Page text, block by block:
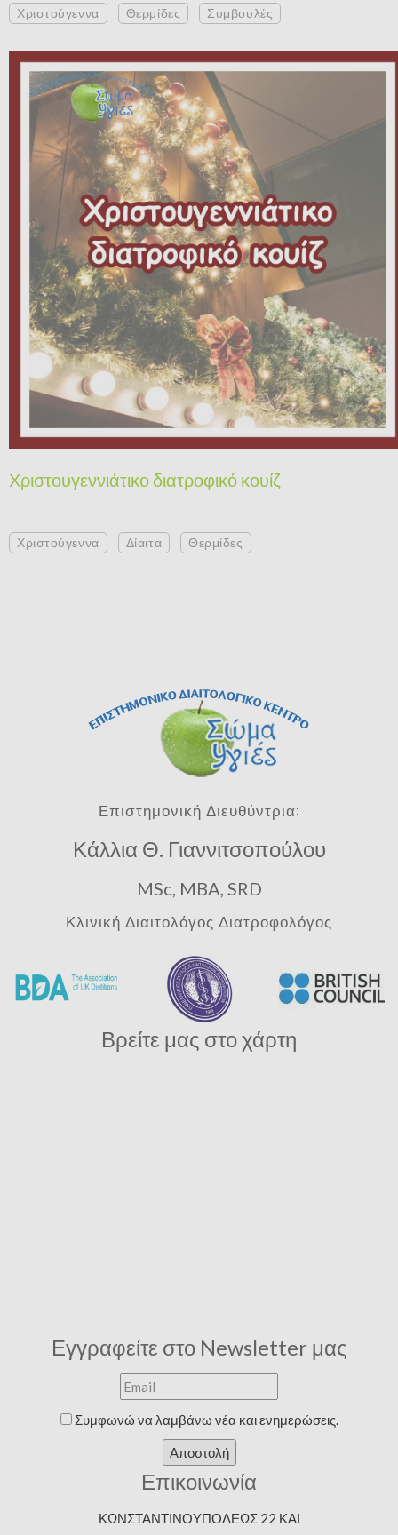
Χριστούγεννα Θερμίδες Συμβουλές
Χριστουγεννιάτικο διατροφικό κουίζ
Χριστούγεννα Δίαιτα Θερμίδες
Επιστημονική Διευθύντρια:
Κάλλια Θ. Γιαννιτσοπούλου
MSc, MBA, SRD
Κλινική Διαιτολόγος Διατροφολόγος
Βρείτε μας στο χάρτη
Εγγραφείτε στο Newsletter μας
Συμφωνώ να λαμβάνω νέα και ενημερώσεις.
Αποστολή
Επικοινωνία
ΚΩΝΣΤΑΝΤΙΝΟΥΠΟΛΕΩΣ 22 ΚΑΙ